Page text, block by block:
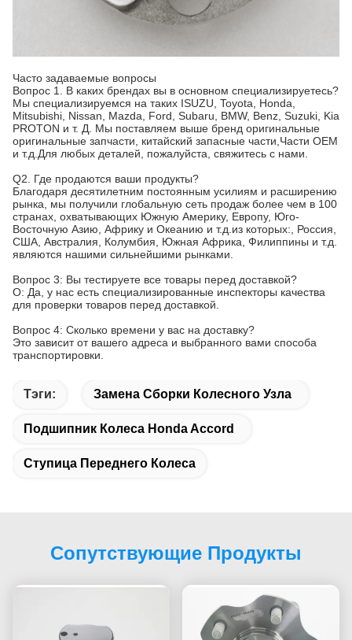
Часто задаваемые вопросы
Вопрос 1. В каких брендах вы в основном специализируетесь?
Мы специализируемся на таких ISUZU, Toyota, Honda,
Mitsubishi, Nissan, Mazda, Ford, Subaru, BMW, Benz, Suzuki, Kia
PROTON и т. Д. Мы поставляем выше бренд оригинальные
оригинальные запчасти, китайский запасные части,Части OEM
и т.д.Для любых деталей, пожалуйста, свяжитесь с нами.
Q2. Где продаются ваши продукты?
Благодаря десятилетним постоянным усилиям и расширению
рынка, мы получили глобальную сеть продаж более чем в 100
странах, охватывающих Южную Америку, Европу, Юго-
Восточную Азию, Африку и Океанию и т.д.из которых:, Россия,
США, Австралия, Колумбия, Южная Африка, Филиппины и т.д.
являются нашими сильнейшими рынками.
Вопрос 3: Вы тестируете все товары перед доставкой?
О: Да, у нас есть специализированные инспекторы качества
для проверки товаров перед доставкой.
Вопрос 4: Сколько времени у вас на доставку?
Это зависит от вашего адреса и выбранного вами способа
транспортировки.
Тэги: Замена Сборки Колесного Узла
Подшипник Колеса Honda Accord
Ступица Переднего Колеса
Сопутствующие Продукты